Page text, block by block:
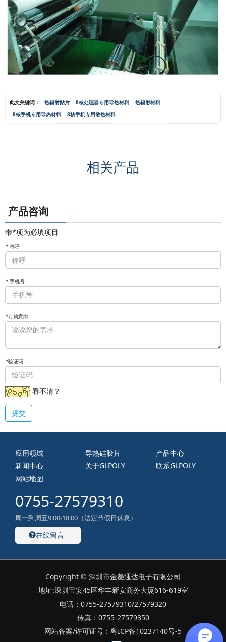
此文关键词： 热辐射贴片 8核处理器专用导热材料
热辐射材料
8核手机专用导热材料
8核手机专用散热材料
相关产品
产品咨询
带*项为必填项目
* 称呼：
* 手机号：
*订购意向：
*验证码：
看不清？
提交
应用领域 导热硅胶片
产品中心
新闻中心
关于GLPOLY
联系GLPOLY
网站地图
0755-27579310
周一到周五9:00-18:00（法定节假日休息）
在线留言
Copyright © 深圳市金菱通达电子有限公司
地址:深圳宝安45区华丰新安商务大厦616-619室
电话：0755-27579310/27579320
传真：0755-27579350
网站备案/许可证号：粤ICP备10237140号-5